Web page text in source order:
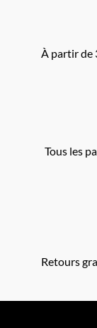
À partir de
Tous les
Retours